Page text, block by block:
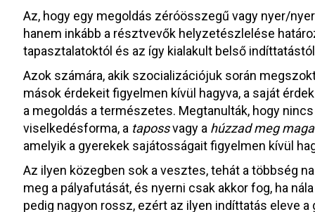
Az, hogy egy megoldás zéróösszegű vagy nyer/
hanem inkább a résztvevők helyzetészlelése
tapasztalatoktól és az így kialakult belső
Azok számára, akik szocializációjuk során
mások érdekeit figyelmen kívül hagyva, a saját
a megoldás a természetes. Megtanulták, hogy
viselkedésforma, a tapossvagy a húzzad meg
amelyik a gyerekek sajátosságait figyelmen kívül
Az ilyen közegben sok a vesztes, tehát a többség
meg a pályafutását, és nyerni csak akkor fog, ha
pedig nagyon rossz, ezért az ilyen indíttatás eleve